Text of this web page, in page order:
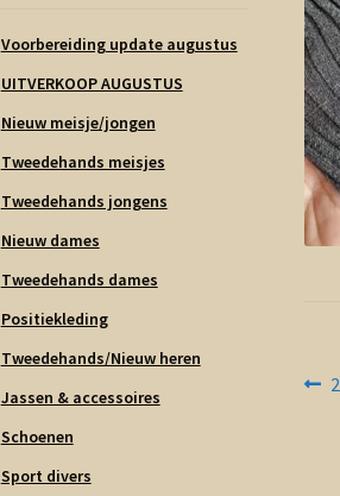
Voorbereiding update augustus
UITVERKOOP AUGUSTUS
Nieuw meisje/jongen
Tweedehands meisjes
Tweedehands jongens
Nieuw dames
Tweedehands dames
Positiekleding
Tweedehands/Nieuw heren
Jassen & accessoires
Schoenen
Sport divers